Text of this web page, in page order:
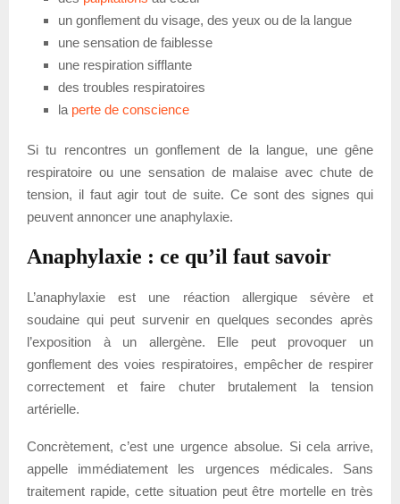
un gonflement du visage, des yeux ou de la langue
une sensation de faiblesse
une respiration sifflante
des troubles respiratoires
la perte de conscience
Si tu rencontres un gonflement de la langue, une gêne
respiratoire ou une sensation de malaise avec chute de
tension, il faut agir tout de suite. Ce sont des signes qui
peuvent annoncer une anaphylaxie.
Anaphylaxie : ce qu’il faut savoir
L’anaphylaxie est une réaction allergique sévère et
soudaine qui peut survenir en quelques secondes après
l’exposition à un allergène. Elle peut provoquer un
gonflement des voies respiratoires, empêcher de respirer
correctement et faire chuter brutalement la tension
artérielle.
Concrètement, c’est une urgence absolue. Si cela arrive,
appelle immédiatement les urgences médicales. Sans
traitement rapide, cette situation peut être mortelle en très